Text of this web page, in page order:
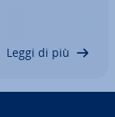
Leggi di più